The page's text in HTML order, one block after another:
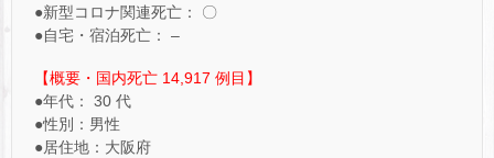
●新型コロナ関連死亡： 〇
●自宅・宿泊死亡： –
【概要・国内死亡 14,917 例目】
●年代： 30 代
●性別：男性
●居住地：大阪府